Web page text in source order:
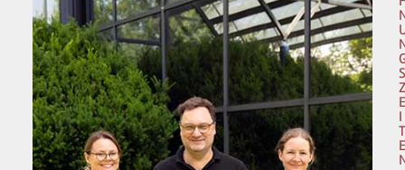
I